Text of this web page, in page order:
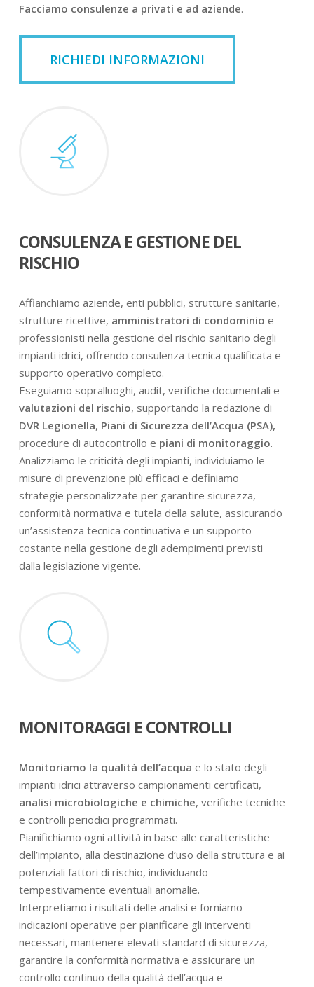
Facciamo consulenze a privati e ad aziende.
RICHIEDI INFORMAZIONI
CONSULENZA E GESTIONE DEL
RISCHIO
Affianchiamo aziende, enti pubblici, strutture sanitarie,
strutture ricettive, amministratori di condominio e
professionisti nella gestione del rischio sanitario degli
impianti idrici, offrendo consulenza tecnica qualificata e
supporto operativo completo.
Eseguiamo sopralluoghi, audit, verifiche documentali e
valutazioni del rischio, supportando la redazione di
DVR Legionella, Piani di Sicurezza dell’Acqua (PSA),
procedure di autocontrollo e piani di monitoraggio.
Analizziamo le criticità degli impianti, individuiamo le
misure di prevenzione più efficaci e definiamo
strategie personalizzate per garantire sicurezza,
conformità normativa e tutela della salute, assicurando
un’assistenza tecnica continuativa e un supporto
costante nella gestione degli adempimenti previsti
dalla legislazione vigente.
MONITORAGGI E CONTROLLI
Monitoriamo la qualità dell’acqua e lo stato degli
impianti idrici attraverso campionamenti certificati,
analisi microbiologiche e chimiche, verifiche tecniche
e controlli periodici programmati.
Pianifichiamo ogni attività in base alle caratteristiche
dell’impianto, alla destinazione d’uso della struttura e ai
potenziali fattori di rischio, individuando
tempestivamente eventuali anomalie.
Interpretiamo i risultati delle analisi e forniamo
indicazioni operative per pianificare gli interventi
necessari, mantenere elevati standard di sicurezza,
garantire la conformità normativa e assicurare un
controllo continuo della qualità dell’acqua e